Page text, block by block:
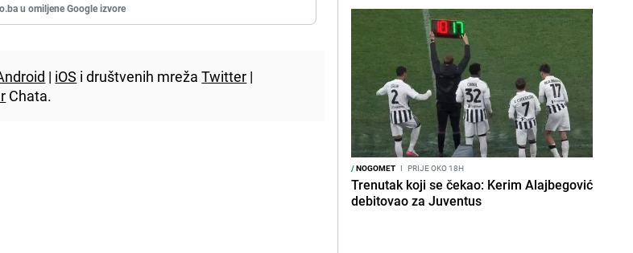
u omiljene Google izvore
| iOS i društvenih mrežaTwitter |
Chata.
/NOGOMET I PRIJE OKO 18H
Trenutak koji se čekao: Kerim Alajbegović
debitovao za Juventus